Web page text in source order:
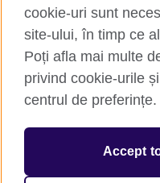
British Council Global
Confidențialitate și termeni
Trimite-ne comentariile tale
Cookie-uri
Hartă site
© 2026 British Council
The United Kingdom’s
cookie-uri sunt
site-ului, în timp ce
Poți afla mai multe
privind cookie-urile
centrul de preferințe.
Accept